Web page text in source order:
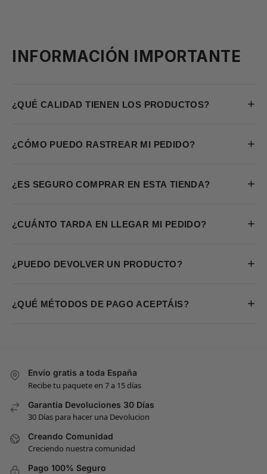
INFORMACIÓN IMPORTANTE
¿QUÉ CALIDAD TIENEN LOS PRODUCTOS? +
¿CÓMO PUEDO RASTREAR MI PEDIDO? +
¿ES SEGURO COMPRAR EN ESTA TIENDA? +
¿CUÁNTO TARDA EN LLEGAR MI PEDIDO? +
¿PUEDO DEVOLVER UN PRODUCTO? +
¿QUÉ MÉTODOS DE PAGO ACEPTÁIS? +
Envío gratis a toda España
Recibe tu paquete en 7 a 15 días
Garantia Devoluciones 30 Días
30 Días para hacer una Devolucion
Creando Comunidad
Creciendo nuestra comunidad
Pago 100% Seguro